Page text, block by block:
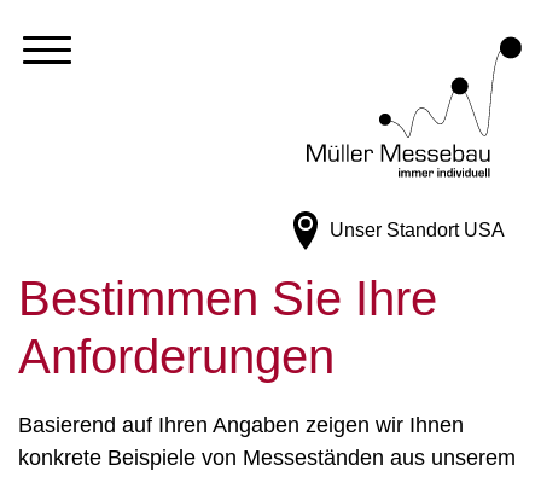
Unser Standort USA
Bestimmen Sie Ihre
Anforderungen
Basierend auf Ihren Angaben zeigen wir Ihnen
konkrete Beispiele von Messeständen aus unserem